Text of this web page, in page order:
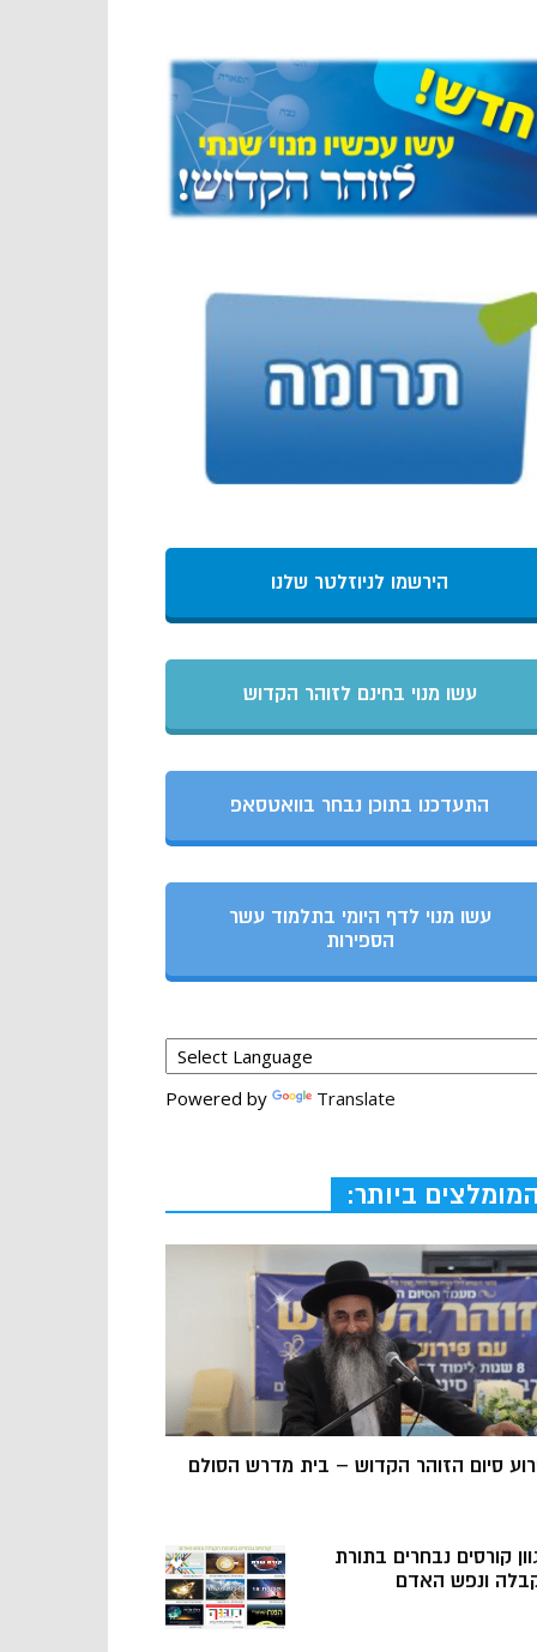
הירשמו לניוזלטר שלנו
עשו מנוי בחינם לזוהר הקדוש
התעדכנו בתוכן נבחר בוואטסאפ
עשו מנוי לדף היומי בתלמוד עשר
הספירות
Powered by Translate
המומלצים ביותר:
סיום הזוהר הקדוש – בית מדרש הסולם
קורסים נבחרים בתורת
ונפש האדם